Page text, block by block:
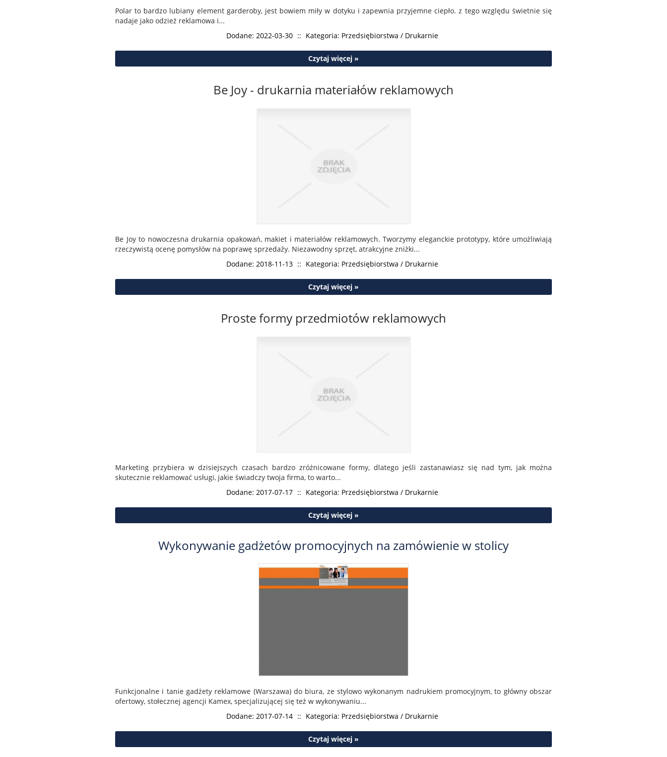
Polar to bardzo lubiany element garderoby, jest bowiem miły w dotyku i zapewnia przyjemne ciepło. z tego względu świetnie się
nadaje jako odzież reklamowa i...
Dodane: 2022-03-30 :: Kategoria: Przedsiębiorstwa / Drukarnie
Czytaj więcej »
Be Joy - drukarnia materiałów reklamowych
Be Joy to nowoczesna drukarnia opakowań, makiet i materiałów reklamowych. Tworzymy eleganckie prototypy, które umożliwiają
rzeczywistą ocenę pomysłów na poprawę sprzedaży. Niezawodny sprzęt, atrakcyjne zniżki...
Dodane: 2018-11-13 :: Kategoria: Przedsiębiorstwa / Drukarnie
Czytaj więcej »
Proste formy przedmiotów reklamowych
Marketing przybiera w dzisiejszych czasach bardzo zróżnicowane formy, dlatego jeśli zastanawiasz się nad tym, jak można
skutecznie reklamować usługi, jakie świadczy twoja firma, to warto...
Dodane: 2017-07-17 :: Kategoria: Przedsiębiorstwa / Drukarnie
Czytaj więcej »
Wykonywanie gadżetów promocyjnych na zamówienie w stolicy
Funkcjonalne i tanie gadżety reklamowe (Warszawa) do biura, ze stylowo wykonanym nadrukiem promocyjnym, to główny obszar
ofertowy, stołecznej agencji Kamex, specjalizującej się też w wykonywaniu...
Dodane: 2017-07-14 :: Kategoria: Przedsiębiorstwa / Drukarnie
Czytaj więcej »